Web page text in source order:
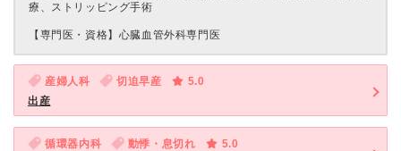
療、ストリッピング手術
【専門医・資格】 心臓血管外科専門医
産婦人科 切迫早産
5.0
出産
循環器内科 動悸・息切れ
5.0